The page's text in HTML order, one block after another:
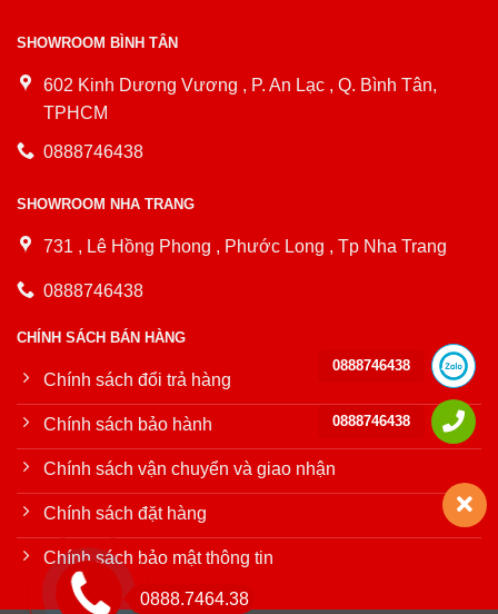
SHOWROOM BÌNH TÂN
602 Kinh Dương Vương , P. An Lạc , Q. Bình Tân,
TPHCM
0888746438
SHOWROOM NHA TRANG
731 , Lê Hồng Phong , Phước Long , Tp Nha Trang
0888746438
CHÍNH SÁCH BÁN HÀNG
Chính sách đổi trả hàng
Chính sách bảo hành
Chính sách vận chuyển và giao nhận
Chính sách đặt hàng
Chính sách bảo mật thông tin
0888.7464.38
0888746438
0888746438